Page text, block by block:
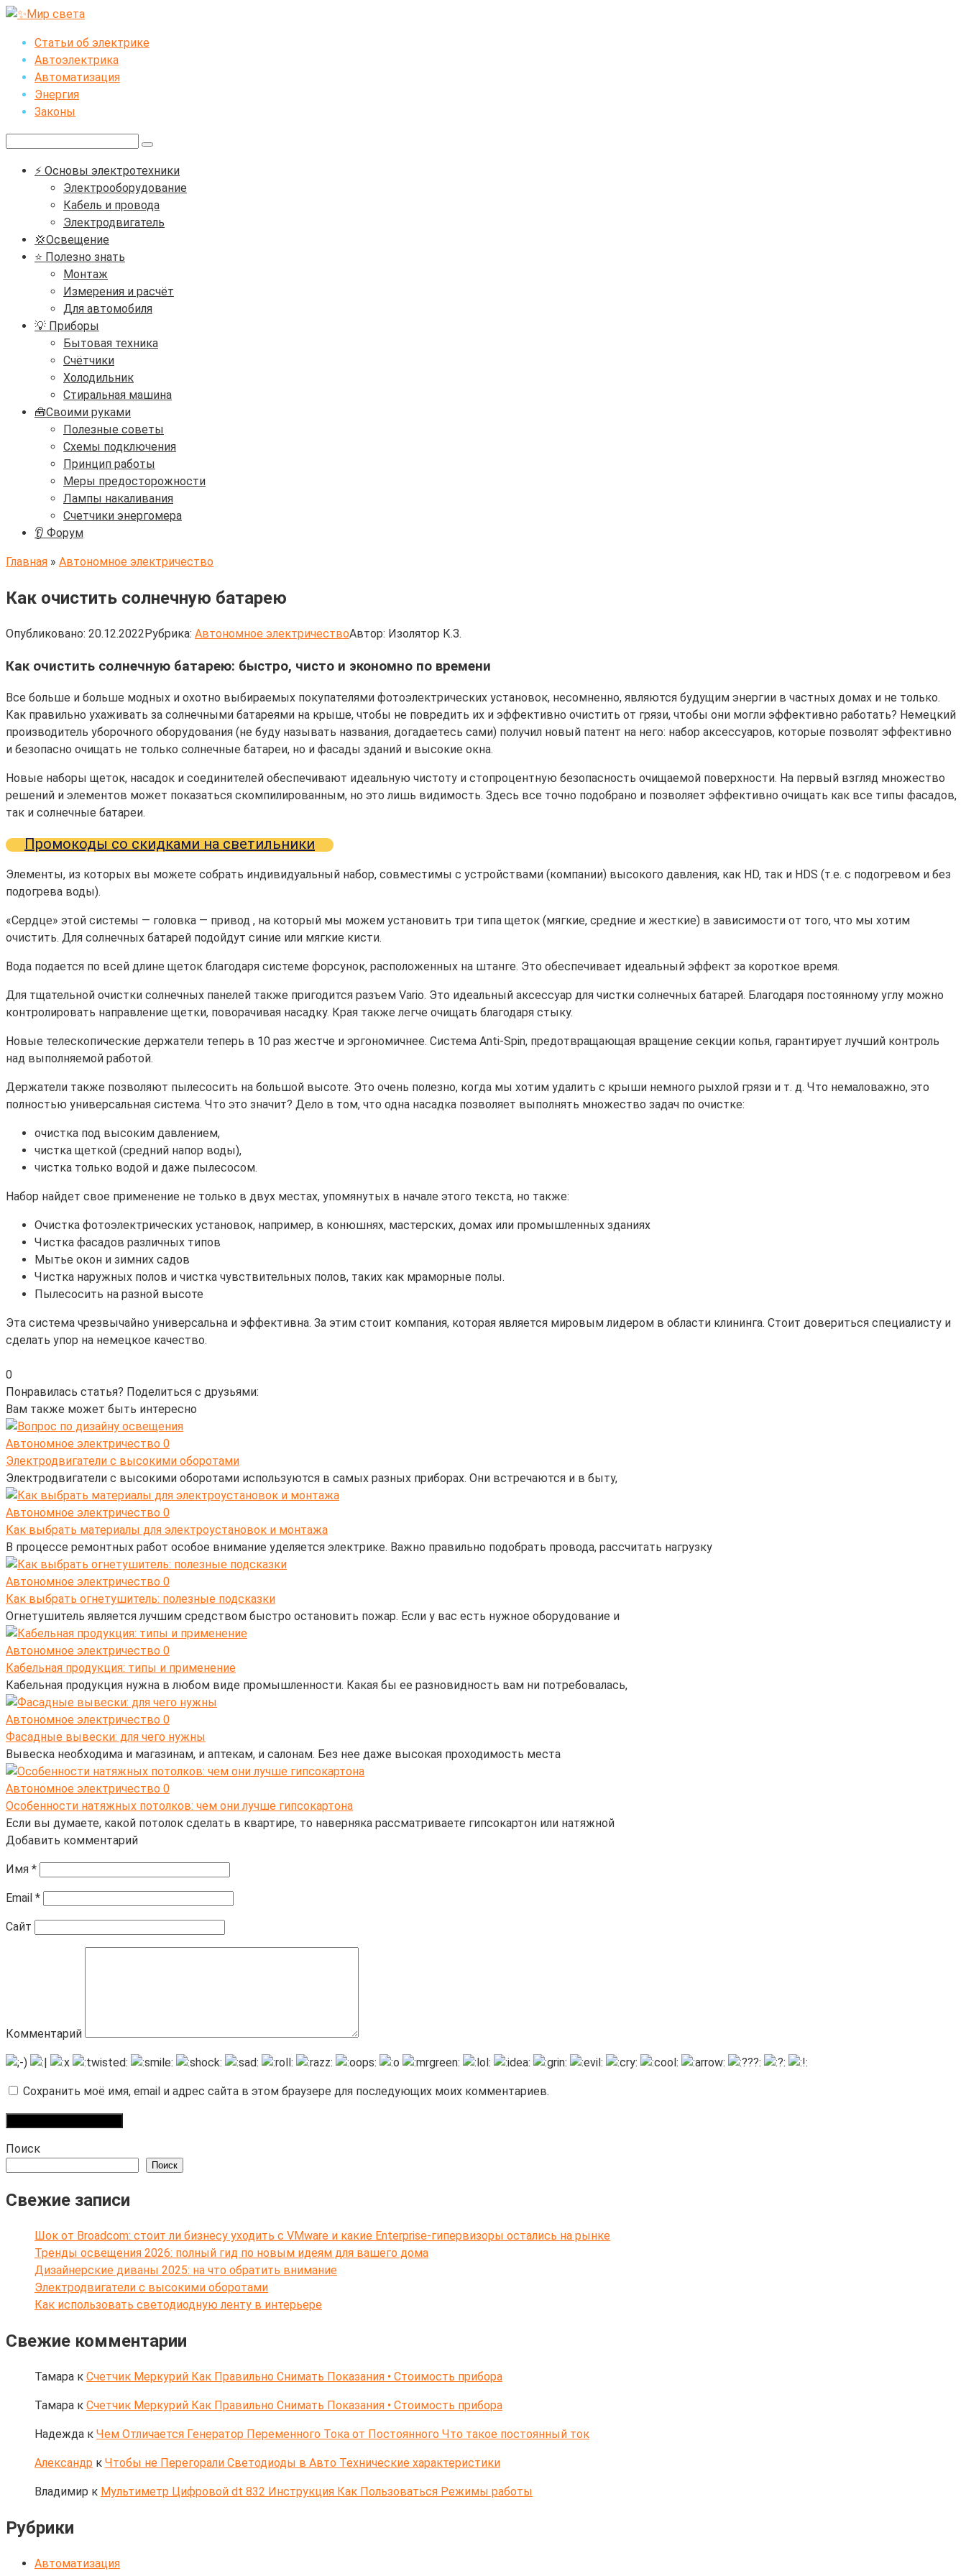
Перейти
контентуСтатьи об электрике
Автоэлектрика
Автоматизация
Энергия
Законы
⚡ Основы электротехники
Электрооборудование
Кабель и провода
Электродвигатель
💢Освещение
⭐ Полезно знать
Монтаж
Измерения и расчёт
Для автомобиля
💡 Приборы
Бытовая техника
Счётчики
Холодильник
Стиральная машина
🧰Своими руками
Полезные советы
Схемы подключения
Принцип работы
Меры предосторожности
Лампы накаливания
Счетчики энергомера
👂 Форум
Главная » Автономное электричество
Как очистить солнечную батарею
Опубликовано: 20.12.2022Рубрика: Автономное электричествоАвтор: Изолятор К.З.
Как очистить солнечную батарею: быстро, чисто и экономно по времени
Все больше и больше модных и охотно выбираемых покупателями фотоэлектрических установок, несомненно, являются будущим энергии в частных домах и не только.
Как правильно ухаживать за солнечными батареями на крыше, чтобы не повредить их и эффективно очистить от грязи, чтобы они могли эффективно работать? Немецкий
производитель уборочного оборудования (не буду называть названия, догадаетесь сами) получил новый патент на него: набор аксессуаров, которые позволят эффективно
и безопасно очищать не только солнечные батареи, но и фасады зданий и высокие окна.
Новые наборы щеток, насадок и соединителей обеспечивают идеальную чистоту и стопроцентную безопасность очищаемой поверхности. На первый взгляд множество
решений и элементов может показаться скомпилированным, но это лишь видимость. Здесь все точно подобрано и позволяет эффективно очищать как все типы фасадов,
так и солнечные батареи.
Промокоды со скидками на светильники
Элементы, из которых вы можете собрать индивидуальный набор, совместимы с устройствами (компании) высокого давления, как HD, так и HDS (т.е. с подогревом и без
подогрева воды).
«Сердце» этой системы — головка — привод , на который мы можем установить три типа щеток (мягкие, средние и жесткие) в зависимости от того, что мы хотим
очистить. Для солнечных батарей подойдут синие или мягкие кисти.
Вода подается по всей длине щеток благодаря системе форсунок, расположенных на штанге. Это обеспечивает идеальный эффект за короткое время.
Для тщательной очистки солнечных панелей также пригодится разъем Vario. Это идеальный аксессуар для чистки солнечных батарей. Благодаря постоянному углу можно
контролировать направление щетки, поворачивая насадку. Края также легче очищать благодаря стыку.
Новые телескопические держатели теперь в 10 раз жестче и эргономичнее. Система Anti-Spin, предотвращающая вращение секции копья, гарантирует лучший контроль
над выполняемой работой.
Держатели также позволяют пылесосить на большой высоте. Это очень полезно, когда мы хотим удалить с крыши немного рыхлой грязи и т. д. Что немаловажно, это
полностью универсальная система. Что это значит? Дело в том, что одна насадка позволяет выполнять множество задач по очистке:
очистка под высоким давлением,
чистка щеткой (средний напор воды),
чистка только водой и даже пылесосом.
Набор найдет свое применение не только в двух местах, упомянутых в начале этого текста, но также:
Очистка фотоэлектрических установок, например, в конюшнях, мастерских, домах или промышленных зданиях
Чистка фасадов различных типов
Мытье окон и зимних садов
Чистка наружных полов и чистка чувствительных полов, таких как мраморные полы.
Пылесосить на разной высоте
Эта система чрезвычайно универсальна и эффективна. За этим стоит компания, которая является мировым лидером в области клининга. Стоит довериться специалисту и
сделать упор на немецкое качество.
0
Понравилась статья? Поделиться с друзьями:
Вам также может быть интересно
Автономное электричество 0
Электродвигатели с высокими оборотами
Электродвигатели с высокими оборотами используются в самых разных приборах. Они встречаются и в быту,
Автономное электричество 0
Как выбрать материалы для электроустановок и монтажа
В процессе ремонтных работ особое внимание уделяется электрике. Важно правильно подобрать провода, рассчитать нагрузку
Автономное электричество 0
Как выбрать огнетушитель: полезные подсказки
Огнетушитель является лучшим средством быстро остановить пожар. Если у вас есть нужное оборудование и
Автономное электричество 0
Кабельная продукция: типы и применение
Кабельная продукция нужна в любом виде промышленности. Какая бы ее разновидность вам ни потребовалась,
Автономное электричество 0
Фасадные вывески: для чего нужны
Вывеска необходима и магазинам, и аптекам, и салонам. Без нее даже высокая проходимость места
Автономное электричество 0
Особенности натяжных потолков: чем они лучше гипсокартона
Если вы думаете, какой потолок сделать в квартире, то наверняка рассматриваете гипсокартон или натяжной
Добавить комментарий
Имя *
Email *
Сайт
Комментарий
Сохранить моё имя, email и адрес сайта в этом браузере для последующих моих комментариев.
Поиск
Поиск
Свежие записи
Шок от Broadcom: стоит ли бизнесу уходить с VMware и какие Enterprise-гипервизоры остались на рынке
Тренды освещения 2026: полный гид по новым идеям для вашего дома
Дизайнерские диваны 2025: на что обратить внимание
Электродвигатели с высокими оборотами
Как использовать светодиодную ленту в интерьере
Свежие комментарии
Тамара к Счетчик Меркурий Как Правильно Снимать Показания • Стоимость прибора
Тамара к Счетчик Меркурий Как Правильно Снимать Показания • Стоимость прибора
Надежда к Чем Отличается Генератор Переменного Тока от Постоянного Что такое постоянный ток
Александр к Чтобы не Перегорали Светодиоды в Авто Технические характеристики
Владимир к Мультиметр Цифровой dt 832 Инструкция Как Пользоваться Режимы работы
Рубрики
Автоматизация